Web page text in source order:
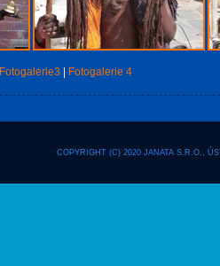
Fotogalerie3 Fotogalerie 4
COPYRIGHT (C) 2020 JANATA S.R.O.,